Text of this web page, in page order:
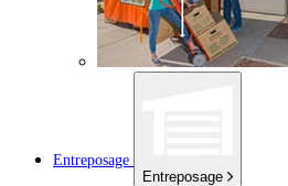
Entreposage
Entreposage